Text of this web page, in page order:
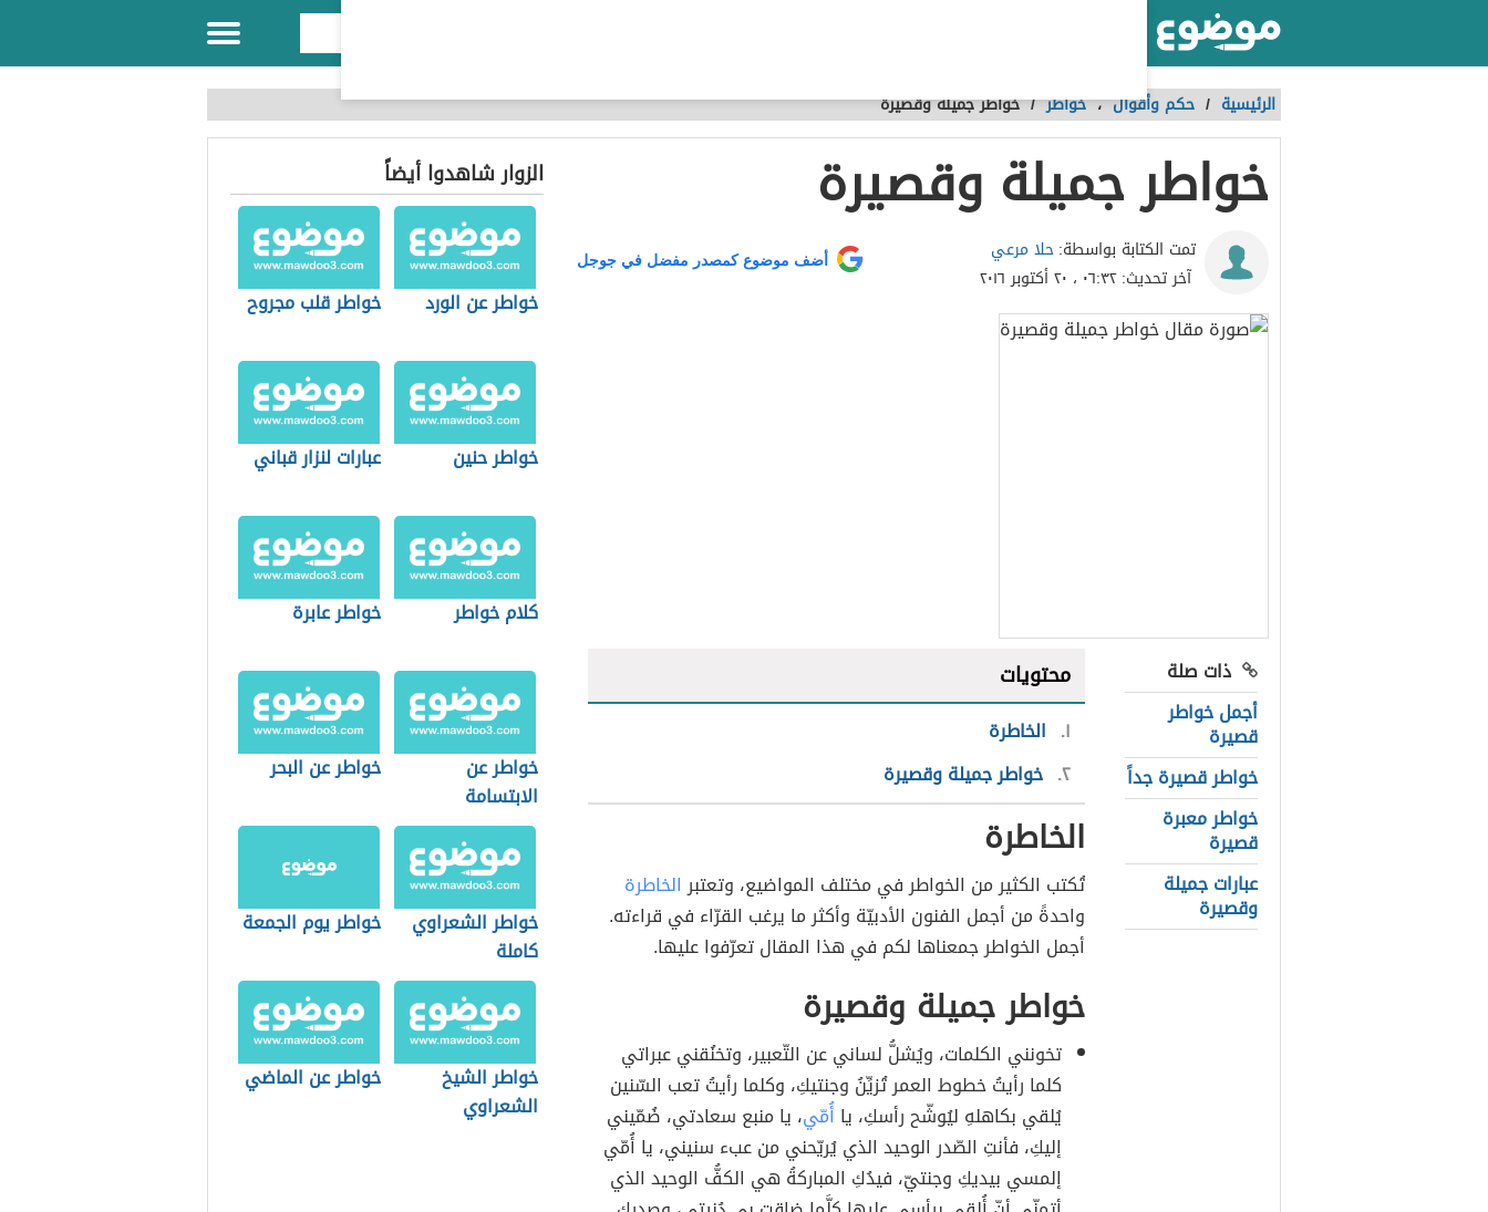
الرئيسية / حكم وأقوال،خواطر /خواطر جميلة وقصيرة
خواطر جميلة وقصيرة
تمت الكتابة بواسطة:حلا مرعي
آخر تحديث:٠٦:٣٢ ، ٢٠ أكتوبر ٢٠١٦
أضف موضوع كمصدر مفضل في جوجل
ذات صلة
أجمل خواطر
قصيرة
خواطر قصيرة جداً
خواطر معبرة
قصيرة
عبارات جميلة
وقصيرة
محتويات
١ الخاطرة
٢ خواطر جميلة وقصيرة
الخاطرة
تُكتب الكثير من الخواطر في مختلف المواضيع، وتعتبرالخاطرة
واحدةً من أجمل الفنون الأدبيّة وأكثر ما يرغب القرّاء في قراءته.
أجمل الخواطر جمعناها لكم في هذا المقال تعرّفوا عليها.
خواطر جميلة وقصيرة
تخونني الكلمات، ويُشلُّ لساني عن التّعبير، وتخنُقني عبراتي
كلما رأيتُ خطوط العمر تُزيِّنُ وجنتيكِ، وكلما رأيتُ تعب السّنين
يُلقي بكاهلهِ ليُوشّح رأسكِ، يا أُمّي، يا منبع سعادتي، ضُمّيني
إليكِ، فأنتِ الصّدر الوحيد الذي يُريّحني من عبء سنيني، يا أُمّي
إلمسي بيديكِ وجنتيّ، فيدُكِ المباركةُ هي الكفُّ الوحيد الذي
الزوار شاهدوا أيضاً
خواطر عن الورد خواطر قلب مجروح
خواطر حنين عبارات لنزار قباني
كلام خواطر خواطر عابرة
خواطر عن
الابتسامة
خواطر عن البحر
خواطر الشعراوي
كاملة
خواطر يوم الجمعة
خواطر الشيخ
الشعراوي
خواطر عن الماضي